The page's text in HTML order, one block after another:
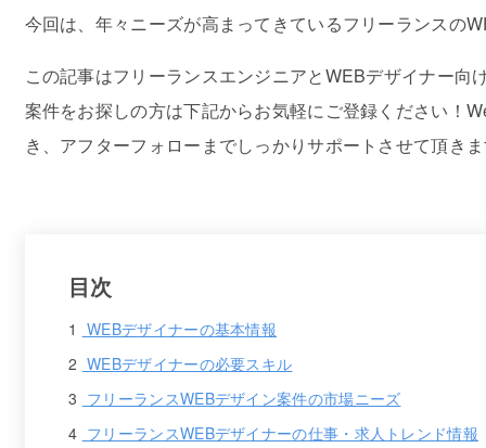
今回は、年々ニーズが高まってきているフリーランスの
この記事はフリーランスエンジニアとWEBデザイナー
案件をお探しの方は下記からお気軽にご登録ください！
き、アフターフォローまでしっかりサポートさせて頂き
目次
1 WEBデザイナーの基本情報
2 WEBデザイナーの必要スキル
3 フリーランスWEBデザイン案件の市場ニーズ
4 フリーランスWEBデザイナーの仕事・求人トレンド情報